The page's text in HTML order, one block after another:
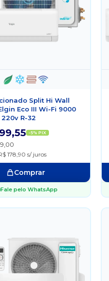
Split Hi Wall
Eco III Wi-Fi 9000
R-32
-5% PIX
178,90 s/ juros
Comprar
Fale pelo WhatsApp